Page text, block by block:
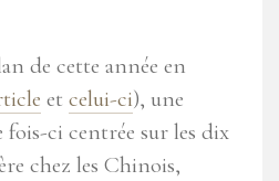
de cette année en
et celui-ci), une
ci centrée sur les dix
chez les Chinois,